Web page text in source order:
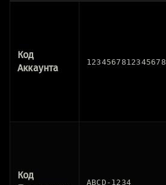
Код
Аккаунта
1234567812345678
Код
ABCD-1234